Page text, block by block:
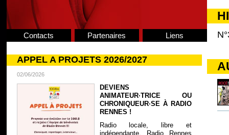
Contacts Partenaires Liens
APPEL A PROJETS 2026/2027
02/06/2026
DEVIENS
ANIMATEUR·TRICE OU
CHRONIQUEUR·SE À RADIO
RENNES !
Radio locale, libre et
indépendante, Radio Rennes